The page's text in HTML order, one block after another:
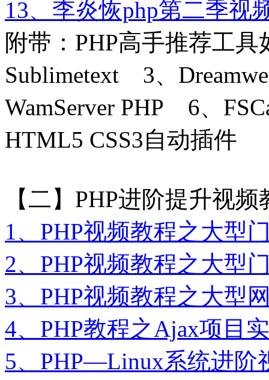
13、李炎恢php第二季视
附带：PHP高手推荐工
Sublimetext 3、
WamServer PHP 6、
HTML5 CSS3自动插件
【二】PHP进阶提升视
1、PHP视频教程之大型
2、PHP视频教程之大型
3、PHP视频教程之大型
4、PHP教程之Ajax项目
5、PHP—Linux系统进阶